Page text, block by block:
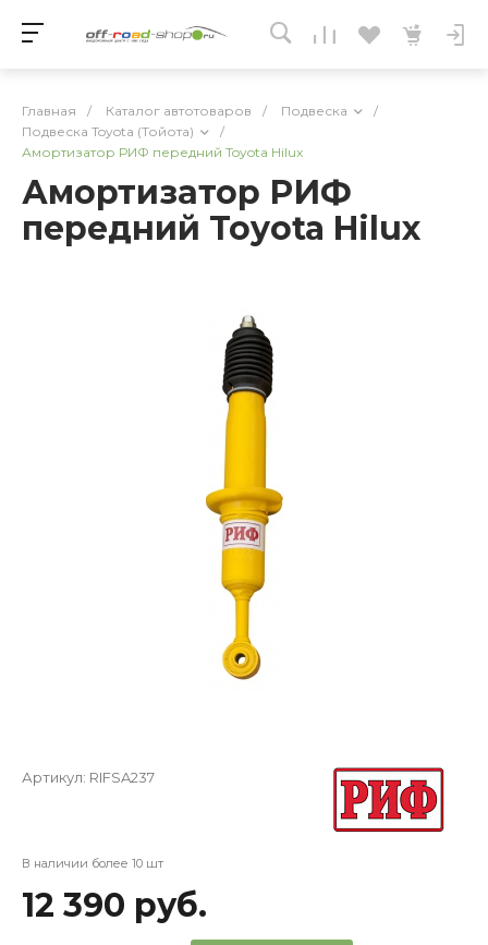
Главная / Каталог автотоваров / Подвеска
/
Подвеска Toyota (Тойота)
/
Амортизатор РИФ передний Toyota Hilux
Амортизатор РИФ
передний Toyota Hilux
Артикул: RIFSA237
В наличии более 10 шт
12 390 руб.